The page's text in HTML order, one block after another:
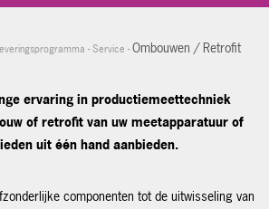
- Service - Ombouwen / Retrofit
ervaring in productiemeettechniek
of retrofit van uw meetapparatuur of
uit één hand aanbieden.
componenten tot de uitwisseling van